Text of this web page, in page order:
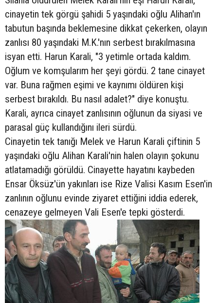
cinayetin tek görgü şahidi 5 yaşındaki oğlu Alihan'ın
tabutun başında beklemesine dikkat çekerken, olayın
zanlısı 80 yaşındaki M.K.'nın serbest bırakılmasına
isyan etti. Harun Karali, "3 yetimle ortada kaldım.
Oğlum ve komşularım her şeyi gördü. 2 tane cinayet
var. Buna rağmen eşimi ve kaynımı öldüren kişi
serbest bırakıldı. Bu nasıl adalet?" diye konuştu.
Karali, ayrıca cinayet zanlısının oğlunun da siyasi ve
parasal güç kullandığını ileri sürdü.
Cinayetin tek tanığı Melek ve Harun Karali çiftinin 5
yaşındaki oğlu Alihan Karali'nin halen olayın şokunu
atlatamadığı görüldü. Cinayette hayatını kaybeden
Ensar Öksüz'ün yakınları ise Rize Valisi Kasım Esen'in
zanlının oğlunu evinde ziyaret ettiğini iddia ederek,
cenazeye gelmeyen Vali Esen'e tepki gösterdi.